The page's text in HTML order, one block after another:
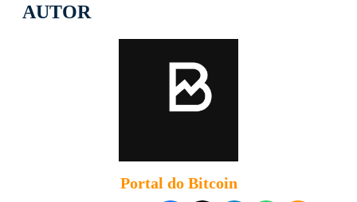
AUTOR
Portal do Bitcoin